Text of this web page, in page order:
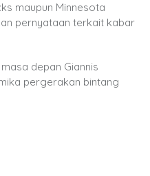
maupun Minnesota
pernyataan terkait kabar
depan Giannis
pergerakan bintang